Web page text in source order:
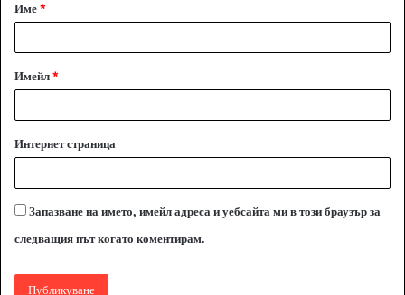
р
Име*
Имейл*
Интернет страница
Запазване на името, имейл адреса и уебсайта ми в този браузър за
следващия път когато коментирам.